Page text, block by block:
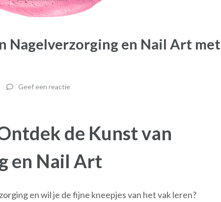
Nagelverzorging en Nail Art met
Geef een reactie
de Kunst van
en Nail Art
en wil je de fijne kneepjes van het vak leren?